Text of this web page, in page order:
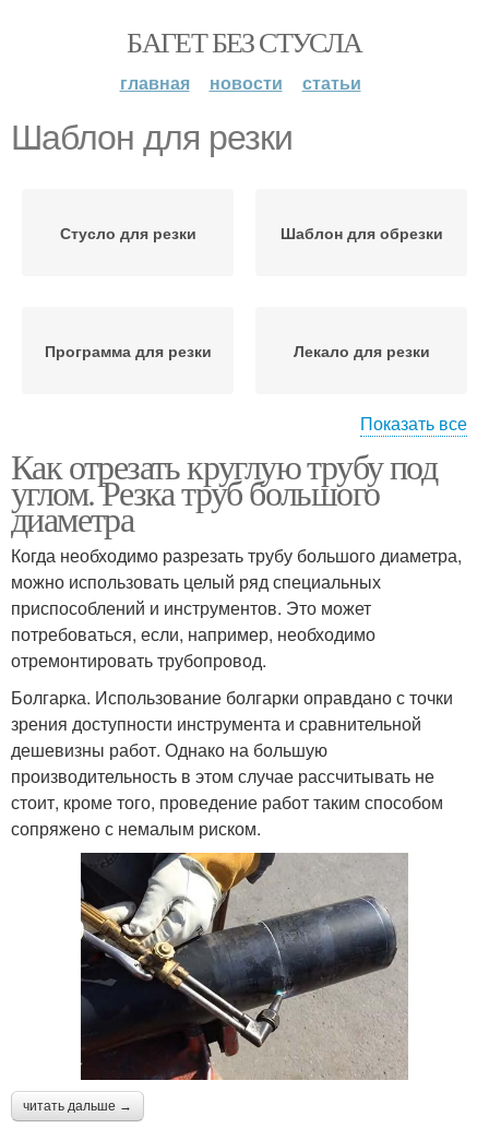
БАГЕТ БЕЗ СТУСЛА
главная новости статьи
Шаблон для резки
Стусло для резки Шаблон для обрезки
Программа для резки Лекало для резки
Кондуктор для резки
Приспособление для
резки
Резка с
использованием
Резка без стусла
Резки под углом Платформа для резки
Показать все
Как отрезать круглую трубу под
углом. Резка труб большого
диаметра
Когда необходимо разрезать трубу большого диаметра,
можно использовать целый ряд специальных
приспособлений и инструментов. Это может
потребоваться, если, например, необходимо
отремонтировать трубопровод.
Болгарка. Использование болгарки оправдано с точки
зрения доступности инструмента и сравнительной
дешевизны работ. Однако на большую
производительность в этом случае рассчитывать не
стоит, кроме того, проведение работ таким способом
сопряжено с немалым риском.
читать дальше →